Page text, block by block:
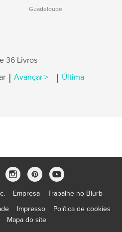
Guadeloupe
36 Livros
| Avançar > | Última
Empresa
Trabalhe no Blurb
Impresso
Política de cookies
Mapa do site